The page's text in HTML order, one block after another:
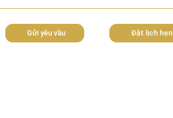
Gửi yêu vầu Đặt lịch hẹn